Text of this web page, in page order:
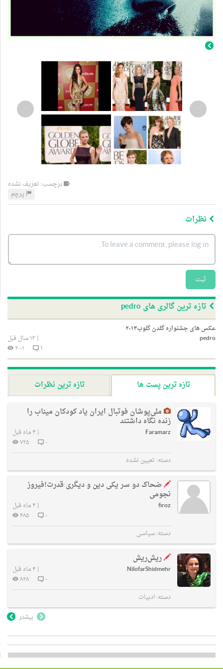
‹
›
برچسب: تعریف نشده
پرچم
نظرات
ثبت
تازه ترین گالری های pedro
عکس های جشنواره گلدن گلوب۲۰۱۳
pedro
|۱۳ سال قبل
۱
۲۰۰۱
تازه ترین پست ها
تازه ترین نظرات
ملی‌پوشان فوتبال ایران یاد کودکان میناب را
زنده نگاه داشتند
Faramarz
| ۴ ماه قبل
۰
۷۲۵
دسته: تعیین نشده
ضحاک دو سر یکی دین و دیگری قدرت!فیروز
نجومی
firoz
| ۴ ماه قبل
۰
۶۸۵
دسته:سیاسی
ریش‌ریش
NilofarShidmehr
| ۴ ماه قبل
۰
۸۲۸
دسته:ادبیات
بیشتر